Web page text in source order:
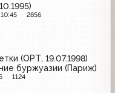
2856
(ОРТ, 19.07.1998)
буржуазии (Париж)
1124